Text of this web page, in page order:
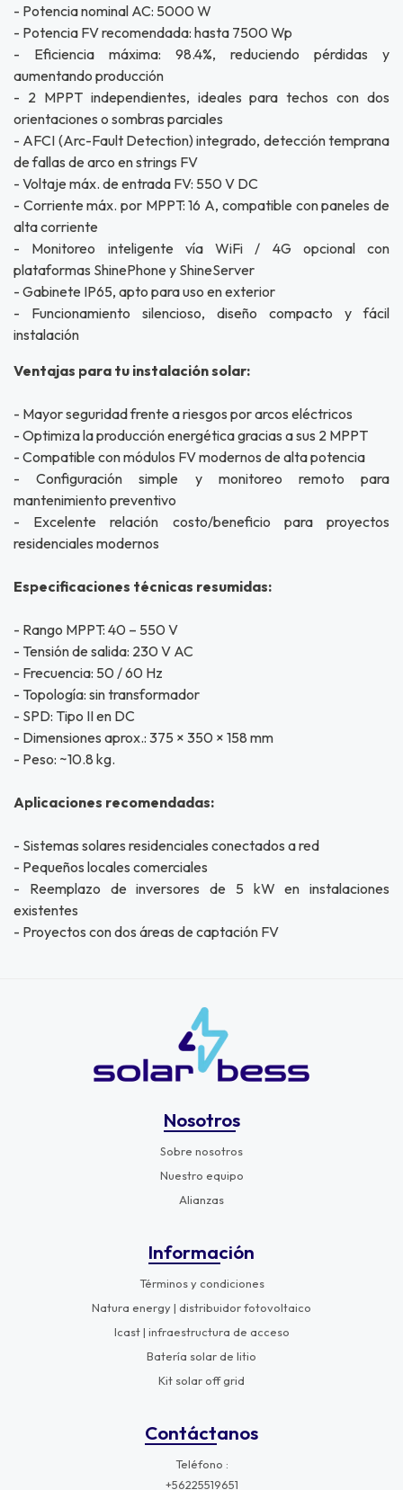
- Potencia nominal AC: 5000 W
- Potencia FV recomendada: hasta 7500 Wp
- Eficiencia máxima: 98.4%, reduciendo pérdidas y
aumentando producción
- 2 MPPT independientes, ideales para techos con dos
orientaciones o sombras parciales
- AFCI (Arc-Fault Detection) integrado, detección temprana
de fallas de arco en strings FV
- Voltaje máx. de entrada FV: 550 V DC
- Corriente máx. por MPPT: 16 A, compatible con paneles de
alta corriente
- Monitoreo inteligente vía WiFi / 4G opcional con
plataformas ShinePhone y ShineServer
- Gabinete IP65, apto para uso en exterior
- Funcionamiento silencioso, diseño compacto y fácil
instalación
Ventajas para tu instalación solar:
- Mayor seguridad frente a riesgos por arcos eléctricos
- Optimiza la producción energética gracias a sus 2 MPPT
- Compatible con módulos FV modernos de alta potencia
- Configuración simple y monitoreo remoto para
mantenimiento preventivo
- Excelente relación costo/beneficio para proyectos
residenciales modernos
Especificaciones técnicas resumidas:
- Rango MPPT: 40 – 550 V
- Tensión de salida: 230 V AC
- Frecuencia: 50 / 60 Hz
- Topología: sin transformador
- SPD: Tipo II en DC
- Dimensiones aprox.: 375 × 350 × 158 mm
- Peso: ~10.8 kg.
Aplicaciones recomendadas:
- Sistemas solares residenciales conectados a red
- Pequeños locales comerciales
- Reemplazo de inversores de 5 kW en instalaciones
existentes
- Proyectos con dos áreas de captación FV
Nosotros
Sobre nosotros
Nuestro equipo
Alianzas
Información
Términos y condiciones
Natura energy | distribuidor fotovoltaico
Icast | infraestructura de acceso
Batería solar de litio
Kit solar off grid
Contáctanos
Teléfono
+56225519651